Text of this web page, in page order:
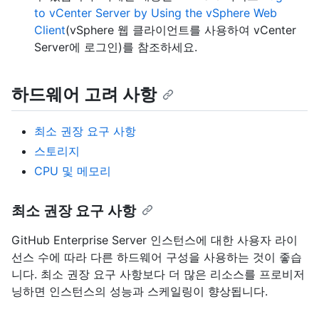
to vCenter Server by Using the vSphere Web
Client(vSphere 웹 클라이언트를 사용하여 vCenter
Server에 로그인)를 참조하세요.
하드웨어 고려 사항
최소 권장 요구 사항
스토리지
CPU 및 메모리
최소 권장 요구 사항
GitHub Enterprise Server 인스턴스에 대한 사용자 라이
선스 수에 따라 다른 하드웨어 구성을 사용하는 것이 좋습
니다. 최소 권장 요구 사항보다 더 많은 리소스를 프로비저
닝하면 인스턴스의 성능과 스케일링이 향상됩니다.